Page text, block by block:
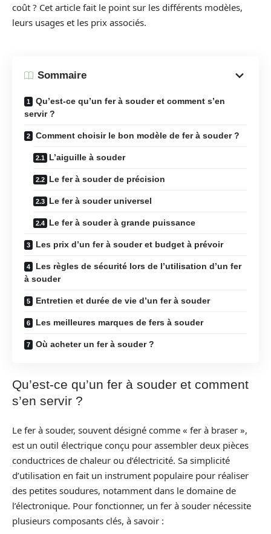
coût ? Cet article fait le point sur les différents modèles,
leurs usages et les prix associés.
Sommaire
Qu’est-ce qu’un fer à souder et comment s’en
servir ?
Comment choisir le bon modèle de fer à souder ?
L’aiguille à souder
Le fer à souder de précision
Le fer à souder universel
Le fer à souder à grande puissance
Les prix d’un fer à souder et budget à prévoir
Les règles de sécurité lors de l’utilisation d’un fer
à souder
Entretien et durée de vie d’un fer à souder
Les meilleures marques de fers à souder
Où acheter un fer à souder ?
Qu’est-ce qu’un fer à souder et comment
s’en servir ?
Le fer à souder, souvent désigné comme « fer à braser »,
est un outil électrique conçu pour assembler deux pièces
conductrices de chaleur ou d’électricité. Sa simplicité
d’utilisation en fait un instrument populaire pour réaliser
des petites soudures, notamment dans le domaine de
l’électronique. Pour fonctionner, un fer à souder nécessite
plusieurs composants clés, à savoir :